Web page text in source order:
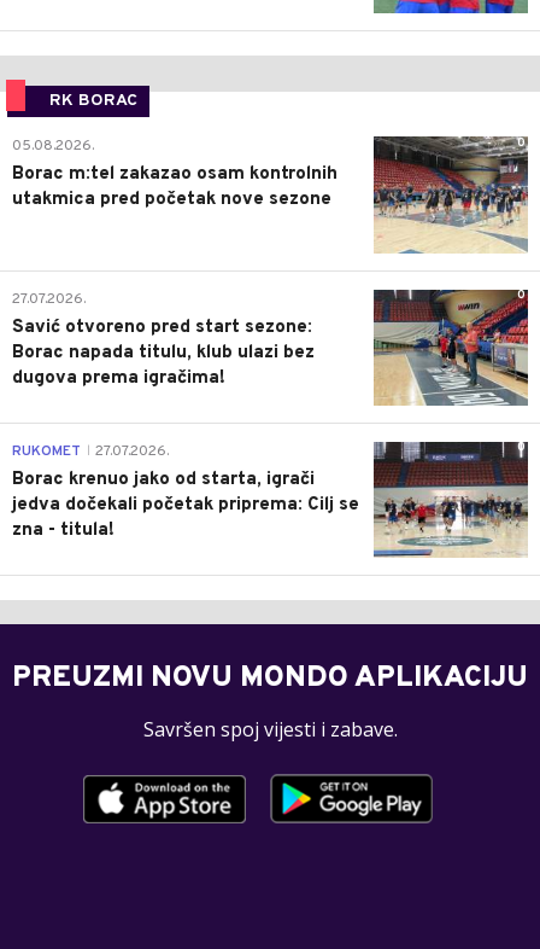
RK BORAC
0
05.08.2026.
Borac m:tel zakazao osam kontrolnih
utakmica pred početak nove sezone
0
27.07.2026.
Savić otvoreno pred start sezone:
Borac napada titulu, klub ulazi bez
dugova prema igračima!
0
RUKOMET 27.07.2026.
Borac krenuo jako od starta, igrači
jedva dočekali početak priprema: Cilj se
zna - titula!
PREUZMI NOVU MONDO APLIKACIJU
Savršen spoj vijesti i zabave.